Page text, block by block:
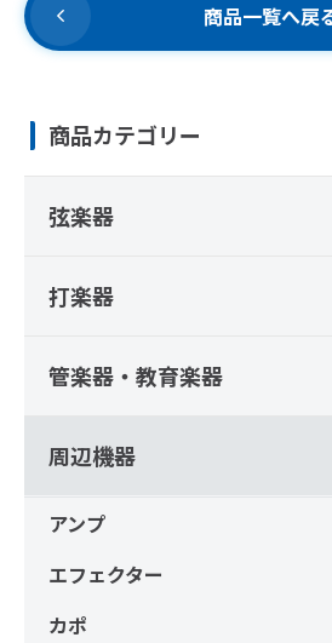
商品一覧へ戻
商品カテゴリー
弦楽器
打楽器
管楽器・教育楽器
周辺機器
アンプ
エフェクター
カポ